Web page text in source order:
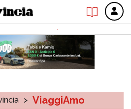
> ViaggiAmo